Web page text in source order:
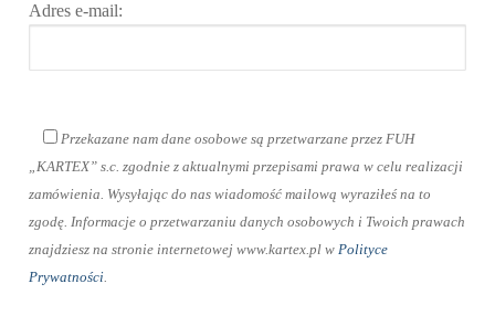
Adres e-mail:
Przekazane nam dane osobowe są przetwarzane przez FUH
„KARTEX” s.c. zgodnie z aktualnymi przepisami prawa w celu realizacji
zamówienia. Wysyłając do nas wiadomość mailową wyraziłeś na to
zgodę. Informacje o przetwarzaniu danych osobowych i Twoich prawach
znajdziesz na stronie internetowej www.kartex.pl w Polityce
Prywatności